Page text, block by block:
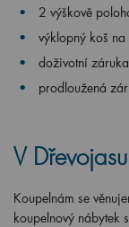
2 výškově
výklopný koš
doživotní
prodloužená
V
Koupelnám se
koupelnový nábytek